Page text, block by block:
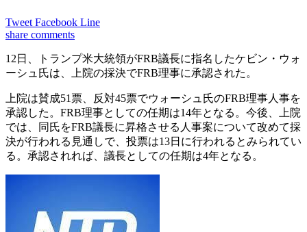
Tweet Facebook Line
share comments
12日、トランプ米大統領がFRB議長に指名したケビン・ウォ
ーシュ氏は、上院の採決でFRB理事に承認された。
上院は賛成51票、反対45票でウォーシュ氏のFRB理事人事を
承認した。FRB理事としての任期は14年となる。今後、上院
では、同氏をFRB議長に昇格させる人事案について改めて採
決が行われる見通しで、投票は13日に行われるとみられてい
る。承認されれば、議長としての任期は4年となる。